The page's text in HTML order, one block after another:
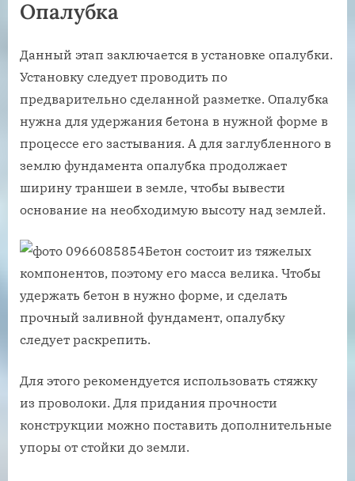
Опалубка
Данный этап заключается в установке опалубки.
Установку следует проводить по
предварительно сделанной разметке. Опалубка
нужна для удержания бетона в нужной форме в
процессе его застывания. А для заглубленного в
землю фундамента опалубка продолжает
ширину траншеи в земле, чтобы вывести
основание на необходимую высоту над землей.
Бетон состоит из тяжелых
компонентов, поэтому его масса велика. Чтобы
удержать бетон в нужно форме, и сделать
прочный заливной фундамент, опалубку
следует раскрепить.
Для этого рекомендуется использовать стяжку
из проволоки. Для придания прочности
конструкции можно поставить дополнительные
упоры от стойки до земли.